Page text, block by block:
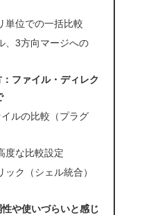
単位での一括比較
、3方向マージへの
ファイル・ディレク
ルの比較（プラグ
度な比較設定
ク（シェル統合）
や使いづらいと感じ